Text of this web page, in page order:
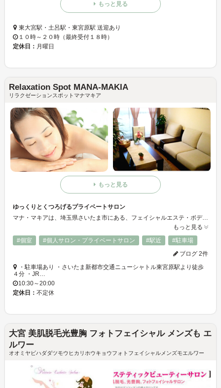
もっと見る
東大宮駅・土呂駅・東宮原駅 送迎あり
１０時～２０時（最終受付１８時）
定休日： 月曜日
Relaxation Spot MANA-MAKIA
リラクゼーションスポットマナマキア
もっと見る
ゆっくりとくつろげるプライベートサロン
マナ・マキアは、埼玉県さいたま市にある、フェイシャルエステ・ボディトリートメント・タイ古式マッサージのプライベートサロンです。あなたの美しくなりたいという想い、癒されたいという想いにおこたえし、美と健康だけではなく、何よりも心のリラックスを目指してお手伝いさせていただきます。
もっと見る
#個室
#個人サロン・プライベートサロン #駅近
#駐車場
ブログ 2件
・駐車場あり ・さいたま新都市交通ニューシャトル東宮原駅より徒歩
４分 ・JR…
10:30～20:00
定休日： 不定休
大宮 美肌脱毛光豊胸 フォトフェイシャル メンズも エ
ルワー
オオミヤビハダダツモウヒカリホウキョウフォトフェイシャルメンズモエルワー